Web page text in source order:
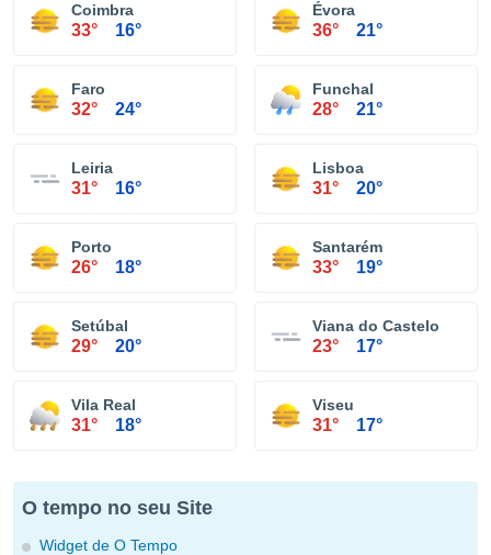
Coimbra
33° 16°
Évora
36° 21°
Faro
32° 24°
Funchal
28° 21°
Leiria
31° 16°
Lisboa
31° 20°
Porto
26° 18°
Santarém
33° 19°
Setúbal
29° 20°
Viana do Castelo
23° 17°
Vila Real
31° 18°
Viseu
31° 17°
O tempo no seu Site
Widget de O Tempo